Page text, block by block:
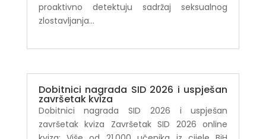
proaktivno detektuju sadržaj seksualnog
zlostavljanja...
Dobitnici nagrada SID 2026 i uspješan
završetak kviza
Dobitnici nagrada SID 2026 i uspješan
završetak kviza Završetak SID 2026 online